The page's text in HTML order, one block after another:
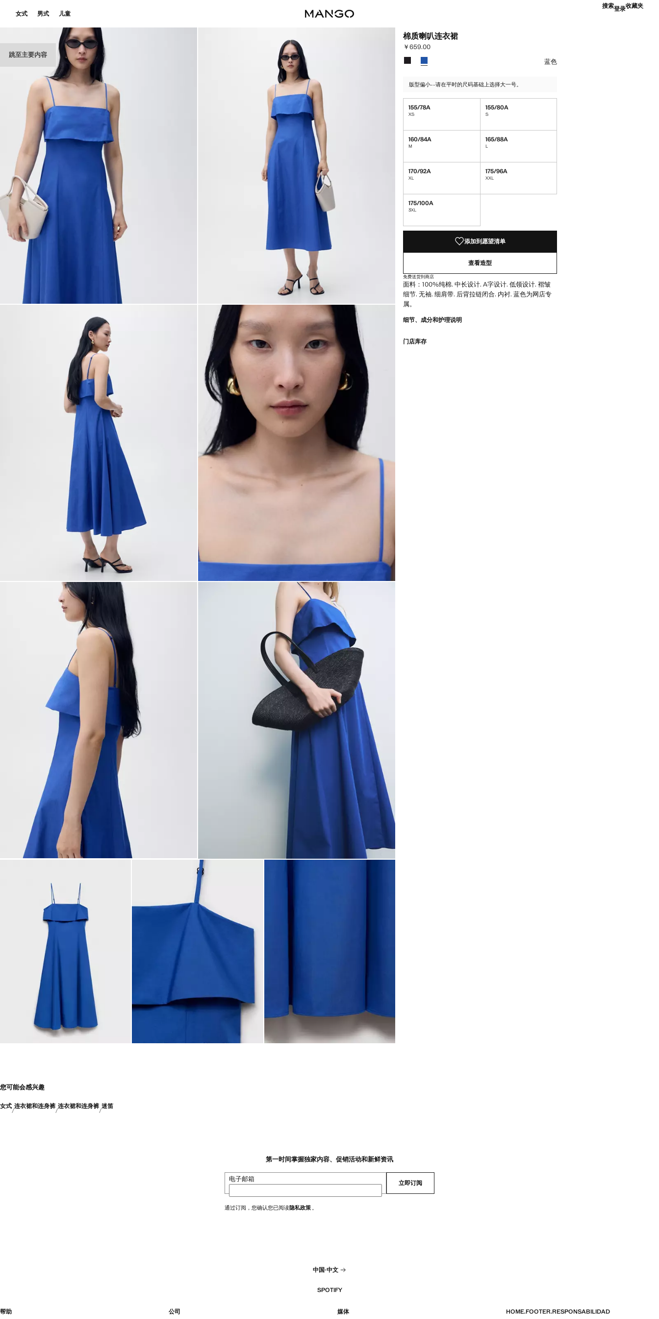
跳至主要内容
女式 男式 儿童
搜索登录收藏夹
棉质喇叭连衣裙
当前价格 [￥659.00 ]
￥659.00
选择颜色
颜色 黑色已选择颜色蓝色
蓝色
版型偏小--请在平时的尺码基础上选择大一号。
155/78A
XS
155/80A
S
160/84A
M
165/88A
L
170/92A
XL
175/96A
XXL
175/100A
3XL
添加到愿望清单
查看造型
免费送货到商店
面料：100%纯棉. 中长设计. A字设计. 低领设计. 褶皱
细节. 无袖. 细肩带. 后背拉链闭合. 内衬. 蓝色为网店专
属。
细节、成分和护理说明
门店库存
您可能会感兴趣
女式 连衣裙和连身裤 连衣裙和连身裤 迷笛
第一时间掌握独家内容、促销活动和新鲜资讯
电子邮箱 立即订阅
通过订阅，您确认您已阅读隐私政策 。
中国·中文
SPOTIFY
帮助 公司 媒体 HOME.FOOTER.RESPONSABILIDAD